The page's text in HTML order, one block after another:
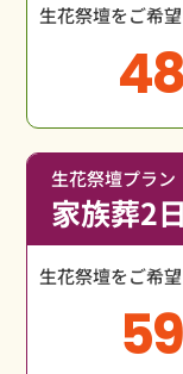
生花祭壇をご希
生花祭壇プラン
家族葬2
生花祭壇をご希